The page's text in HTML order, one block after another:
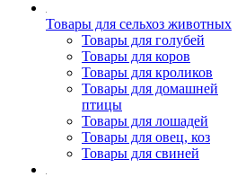
Товары для сельхоз животных
Товары для голубей
Товары для коров
Товары для кроликов
Товары для домашней
птицы
Товары для лошадей
Товары для овец, коз
Товары для свиней